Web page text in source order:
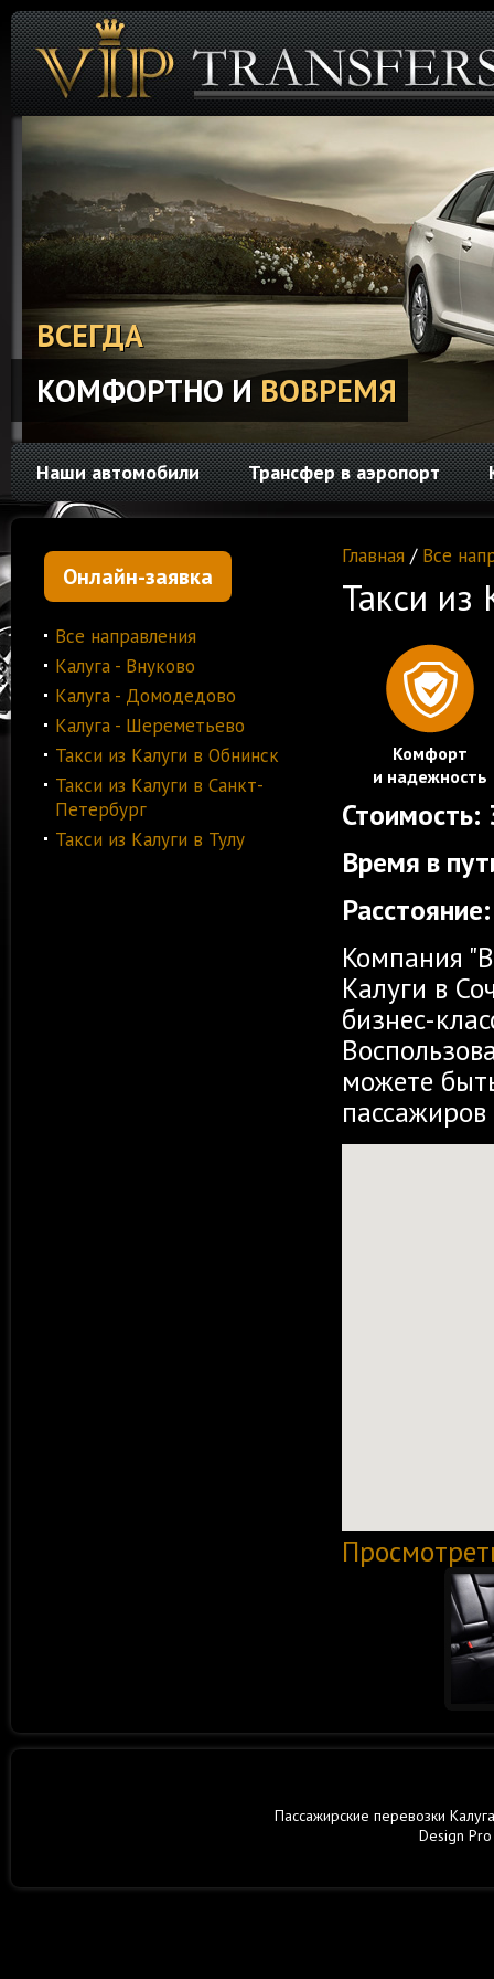
ВСЕГДА
КОМФОРТНО ИВОВРЕМЯ
Наши автомобили Трансфер в аэропорт
Онлайн-заявка
Все направления
Калуга - Внуково
Калуга - Домодедово
Калуга - Шереметьево
Такси из Калуги в Обнинск
Такси из Калуги в Санкт-
Петербург
Такси из Калуги в Тулу
Главная / Все
Такси из
Комфорт
и надежность
Стоимость:
Время в
Расстояние:
Компания
Калуги в
бизнес-
можете
Пассажирские перевозки
Design